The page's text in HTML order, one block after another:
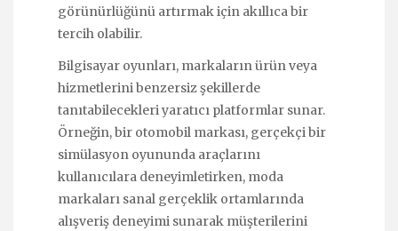
görünürlüğünü artırmak için akıllıca bir
tercih olabilir.
Bilgisayar oyunları, markaların ürün veya
hizmetlerini benzersiz şekillerde
tanıtabilecekleri yaratıcı platformlar sunar.
Örneğin, bir otomobil markası, gerçekçi bir
simülasyon oyununda araçlarını
kullanıcılara deneyimletirken, moda
markaları sanal gerçeklik ortamlarında
alışveriş deneyimi sunarak müşterilerini